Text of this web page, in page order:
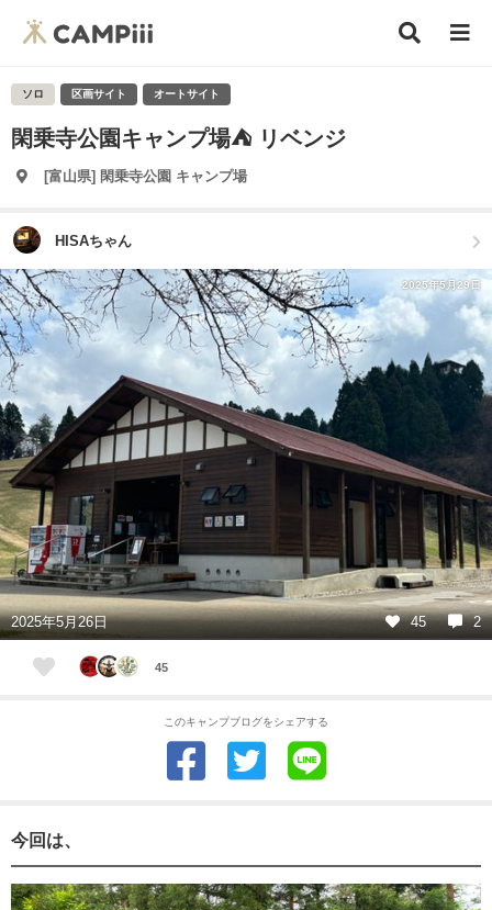
ソロ 区画サイト オートサイト
閑乗寺公園キャンプ場⛺️ リベンジ
[富山県] 閑乗寺公園 キャンプ場
HISAちゃん
2025年5月29日
2025年5月26日 45 2
45
このキャンプブログをシェアする
今回は、